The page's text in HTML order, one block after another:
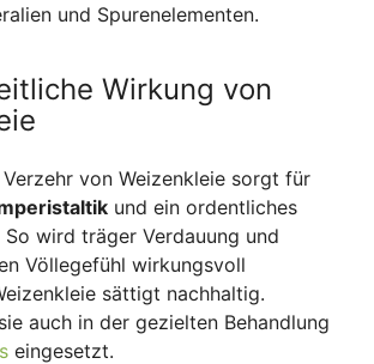
und Spurenelementen.
Wirkung von
von Weizenkleie sorgt für
und ein ordentliches
So wird träger Verdauung und
Völlegefühl wirkungsvoll
sättigt nachhaltig.
auch in der gezielten Behandlung
eingesetzt.